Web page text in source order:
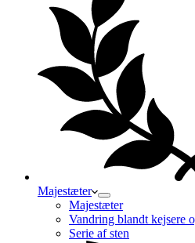
Majestæter
Majestæter
Vandring blandt kejsere
Serie af sten